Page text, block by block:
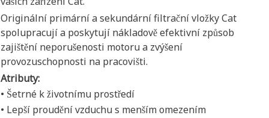
Originální primární a sekundární filtrační vložky Cat
spolupracují a poskytují nákladově efektivní způsob
zajištění neporušenosti motoru a zvýšení
provozuschopnosti na pracovišti.
Atributy:
• Šetrné k životnímu prostředí
• Lepší proudění vzduchu s menším omezením